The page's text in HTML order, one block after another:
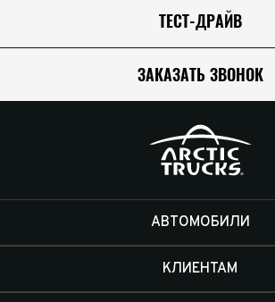
ТЕСТ-ДРАЙВ
ЗАКАЗАТЬ ЗВОНОК
АВТОМОБИЛИ
КЛИЕНТАМ